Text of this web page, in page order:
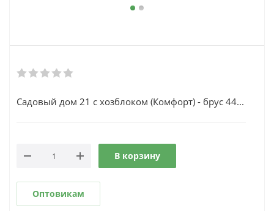
Садовый дом 21 с хозблоком (Комфорт) - брус 44...
В корзину
Оптовикам